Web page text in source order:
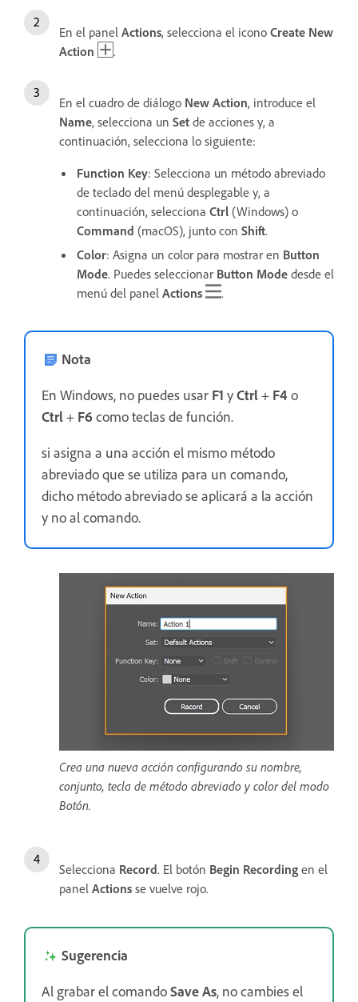
En el panel Actions, selecciona el icono Create New
Action
.
En el cuadro de diálogo New Action, introduce el
Name, selecciona un Set de acciones y, a
continuación, selecciona lo siguiente:
Function Key: Selecciona un método abreviado
de teclado del menú desplegable y, a
continuación, selecciona Ctrl (Windows) o
Command (macOS), junto con Shift.
Color: Asigna un color para mostrar en Button
Mode. Puedes seleccionar Button Mode desde el
menú del panel Actions .
Nota
En Windows, no puedes usar F1 yCtrl+ F4o
Ctrl+ F6 como teclas de función.
si asigna a una acción el mismo método
abreviado que se utiliza para un comando,
dicho método abreviado se aplicará a la acción
y no al comando.
Crea una nueva acción configurando su nombre,
conjunto, tecla de método abreviado y color del modo
Botón.
Selecciona Record. El botón Begin Recording en el
panel Actions se vuelve rojo.
Sugerencia
Al grabar el comandoSave As, no cambies el